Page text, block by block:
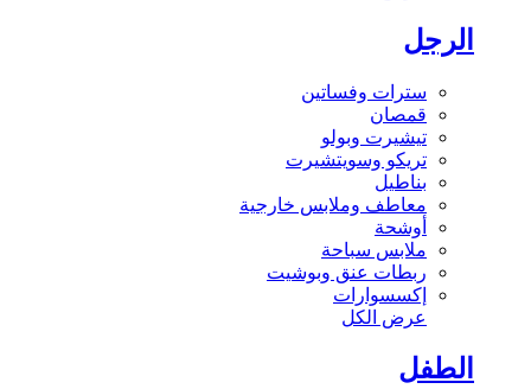
الرجل
سترات وفساتين
قمصان
تيشيرت وبولو
تريكو وسويتشيرت
بناطيل
معاطف وملابس خارجية
أوشحة
ملابس سباحة
ربطات عنق وبوشيت
إكسسوارات
عرض الكل
الطفل